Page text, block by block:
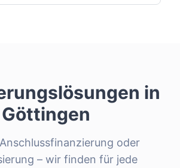
in
Göttingen
oder
– wir finden für jede